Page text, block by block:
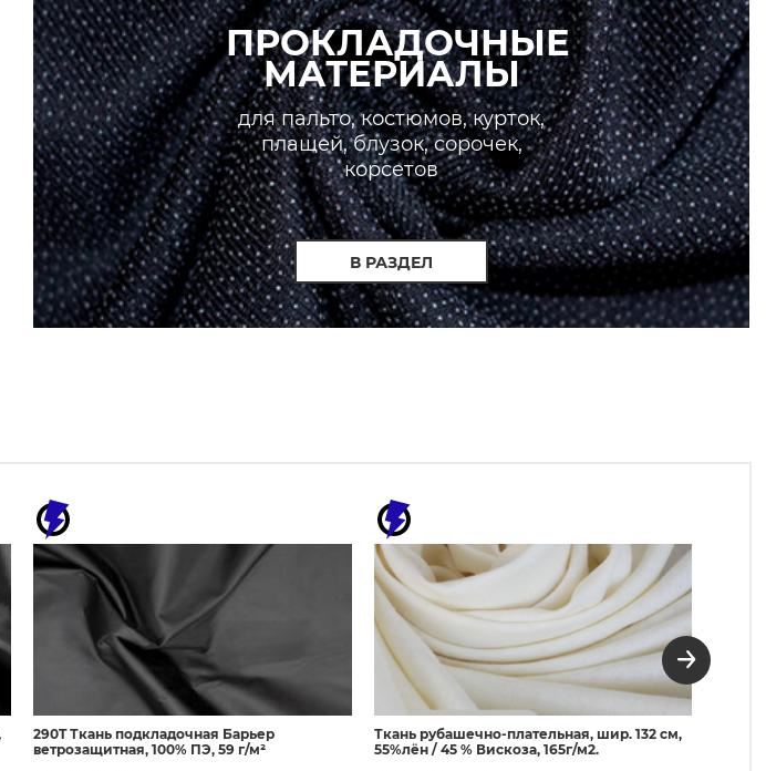
ПРОКЛАДОЧНЫЕ
МАТЕРИАЛЫ
для пальто, костюмов, курток,
плащей, блузок, сорочек,
корсетов
В РАЗДЕЛ
290T Ткань подкладочная Барьер
ветрозащитная, 100% ПЭ, 59 г/м²
Ткань рубашечно-плательная, шир. 132 см,
55%лён / 45 % Вискоза, 165г/м2.